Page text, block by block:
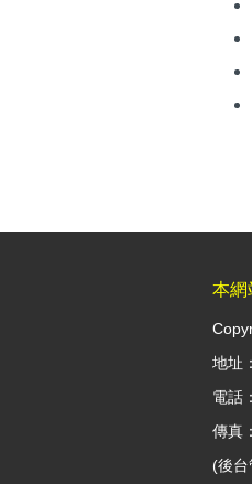
本網
地址
電話
傳真
(後台